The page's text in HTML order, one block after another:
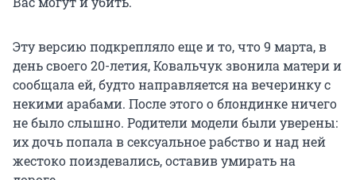
Эту версию подкрепляло еще и то, что 9 марта, в
день своего 20-летия, Ковальчук звонила матери и
сообщала ей, будто направляется на вечеринку с
некими арабами. После этого о блондинке ничего
не было слышно. Родители модели были уверены:
их дочь попала в сексуальное рабство и над ней
жестоко поиздевались, оставив умирать на